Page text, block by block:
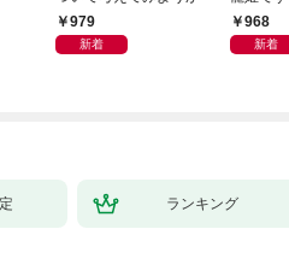
979
新着
968
新着
ランキング